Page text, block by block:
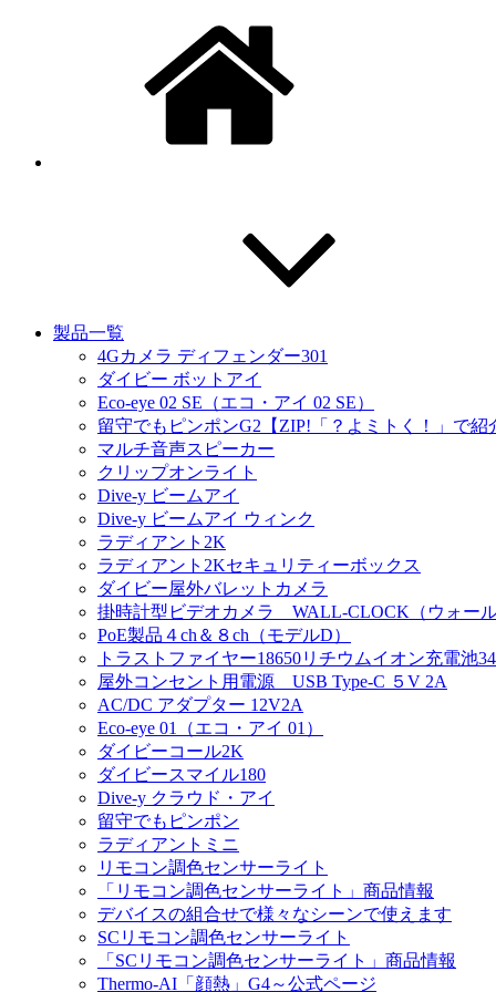
製品一覧
4Gカメラ ディフェンダー301
ダイビー ボットアイ
Eco-eye 02 SE（エコ・アイ 02 SE）
留守でもピンポンG2【ZIP!「？よミトく！」で紹
マルチ音声スピーカー
クリップオンライト
Dive-y ビームアイ
Dive-y ビームアイ ウィンク
ラディアント2K
ラディアント2Kセキュリティーボックス
ダイビー屋外バレットカメラ
掛時計型ビデオカメラ WALL-CLOCK（ウォール
PoE製品４ch＆８ch（モデルD）
トラストファイヤー18650リチウムイオン充電池
屋外コンセント用電源 USB Type-C ５V 2A
AC/DC アダプター 12V2A
Eco-eye 01（エコ・アイ 01）
ダイビーコール2K
ダイビースマイル180
Dive-y クラウド・アイ
留守でもピンポン
ラディアントミニ
リモコン調色センサーライト
「リモコン調色センサーライト」商品情報
デバイスの組合せで様々なシーンで使えます
SCリモコン調色センサーライト
「SCリモコン調色センサーライト」商品情報
Thermo-AI「顔熱」G4～公式ページ